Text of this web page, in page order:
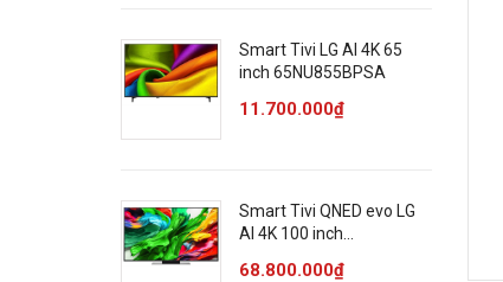
Smart Tivi LG AI 4K 65
inch 65NU855BPSA
11.700.000₫
Smart Tivi QNED evo LG
AI 4K 100 inch
68.800.000₫